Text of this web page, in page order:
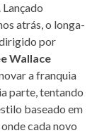
atrás, o longa-
por
Wallace
a franquia
parte, tentando
baseado em
cada novo